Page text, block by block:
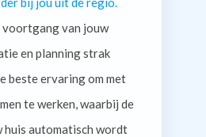
voortgang van jouw
en planning strak
beste ervaring om met
te werken, waarbij de
automatisch wordt